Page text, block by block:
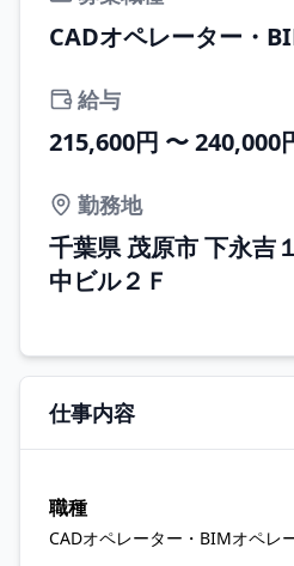
CADオペレーター・
給与
215,600円 〜 240,000
勤務地
千葉県 茂原市 下永
中ビル２Ｆ
仕事内容
職種
CADオペレーター・BIMオペレ